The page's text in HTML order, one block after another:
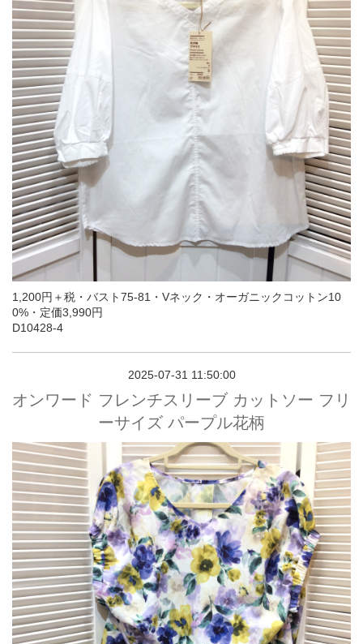
1,200円＋税・バスト75-81・Vネック・オーガニックコットン10
0%・定価3,990円
D10428-4
2025-07-31 11:50:00
オンワード フレンチスリーブ カットソー フリ
ーサイズ パープル花柄